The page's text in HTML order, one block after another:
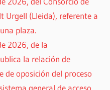
Urgell (Lleida), referente a
plaza.
2026, de la
la relación de
de oposición del proceso
general de acceso